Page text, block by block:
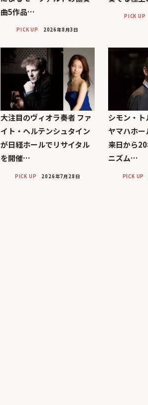
曲5作品…
PICK UP 2026年8月3日
PICK UP
大注目のヴィオラ奏者 ファ
イト・ヘルテンシュタイン
が日経ホールでリサイタル
を開催…
PICK UP 2026年7月28日
シモン・
ヤマハホ
来日から
ニズム…
PICK UP